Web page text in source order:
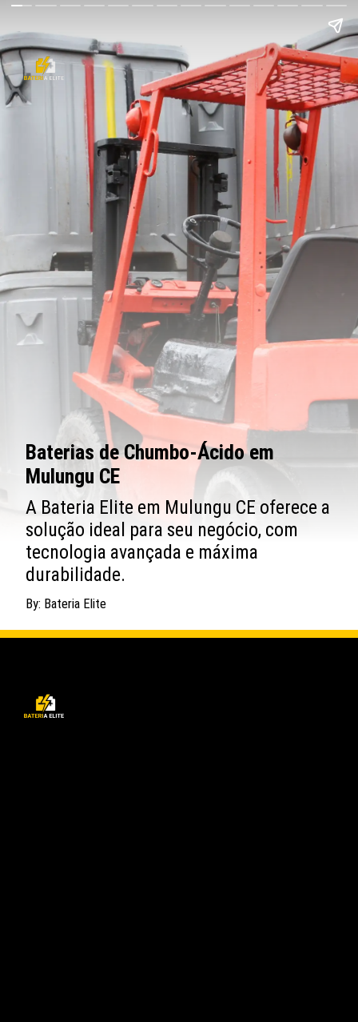
Baterias de Chumbo-Ácido em
Mulungu CE
A Bateria Elite em Mulungu CE oferece a
solução ideal para seu negócio, com
tecnologia avançada e máxima
durabilidade.
By: Bateria Elite